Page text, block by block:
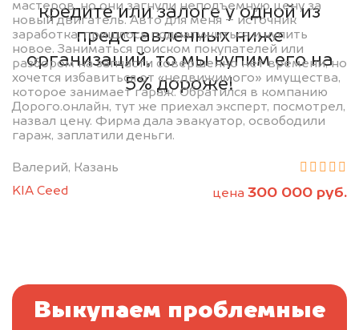
мастеров, но они загнули неподъемную цену за
новый двигатель. Авто для меня – источник
заработка, пришлось поднатужиться и купить
новое. Заниматься поиском покупателей или
разбором на запчасти совершенно нет времени, но
хочется избавиться от «недвижимого» имущества,
которое занимает гараж. Обратился в компанию
Дорого.онлайн, тут же приехал эксперт, посмотрел,
назвал цену. Фирма дала эвакуатор, освободили
гараж, заплатили деньги.
Валерий, Казань
KIA Ceed
цена 300 000 руб.
кредите или залоге у одной из
представленных ниже
организаций, то мы купим его на
5% дороже!
Выкупаем проблемные